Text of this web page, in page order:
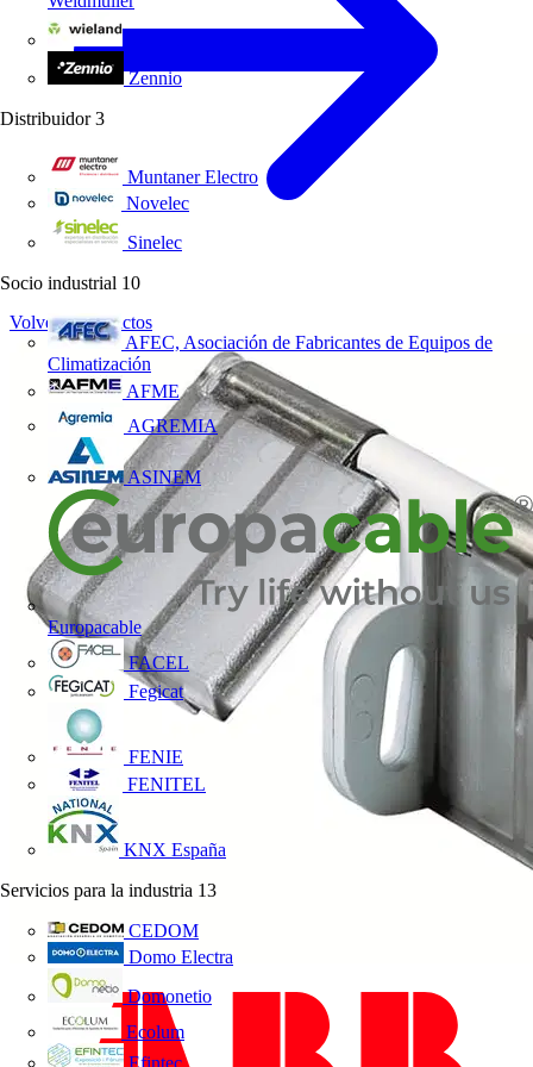
Zennio
Distribuidor 3
Muntaner Electro
Novelec
Sinelec
Socio industrial 10
AFEC, Asociación de Fabricantes de Equipos de
Climatización
AFME
AGREMIA
ASINEM
Europacable
FACEL
Fegicat
FENIE
FENITEL
KNX España
Servicios para la industria 13
CEDOM
Domo Electra
Domonetio
Ecolum
Efintec
Volver a Productos